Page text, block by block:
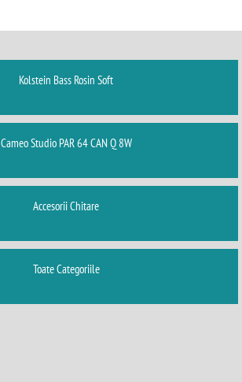
Kolstein Bass Rosin Soft
Cameo Studio PAR 64 CAN Q 8W
Accesorii Chitare
Toate Categoriile